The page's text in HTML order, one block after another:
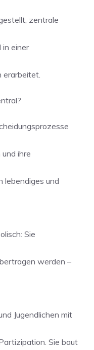
zentrale
in einer
erarbeitet.
ihre
lebendiges und
Sie
werden –
Jugendlichen mit
Sie baut